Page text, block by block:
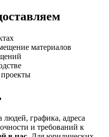
материалов
людей, графика, адреса
и требований к